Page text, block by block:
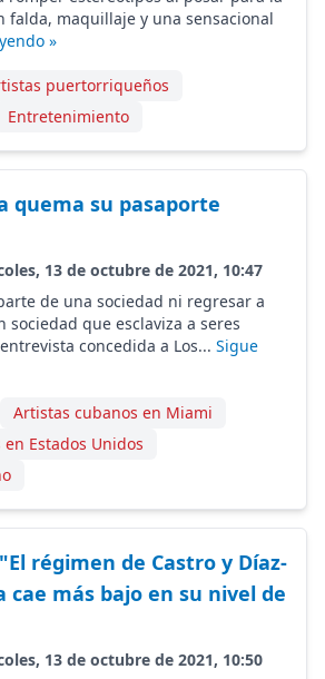
falda, maquillaje y una sensacional
»
puertorriqueños
Entretenimiento
quema su pasaporte
13 de octubre de 2021, 10:47
de una sociedad ni regresar a
que esclaviza a seres
concedida a Los... Sigue
Artistas cubanos en Miami
Estados Unidos
régimen de Castro y Díaz-
cae más bajo en su nivel de
13 de octubre de 2021, 10:50